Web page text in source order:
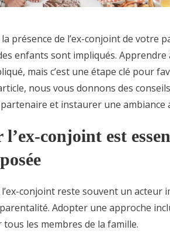
présence de l’ex-conjoint de votre
enfants sont impliqués. Apprendre
mais c’est une étape clé pour
nous vous donnons des
et instaurer une ambiance
conjoint est
conjoint reste souvent un acteur
Adopter une approche
les membres de la famille.